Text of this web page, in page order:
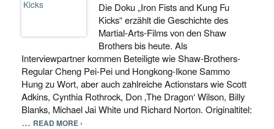
Die Doku „Iron Fists and Kung Fu
Kicks“ erzählt die Geschichte des
Martial-Arts-Films von den Shaw
Brothers bis heute. Als
Interviewpartner kommen Beteiligte wie Shaw-Brothers-
Regular Cheng Pei-Pei und Hongkong-Ikone Sammo
Hung zu Wort, aber auch zahlreiche Actionstars wie Scott
Adkins, Cynthia Rothrock, Don ‚The Dragon‘ Wilson, Billy
Blanks, Michael Jai White und Richard Norton. Originaltitel:
… READ MORE ›